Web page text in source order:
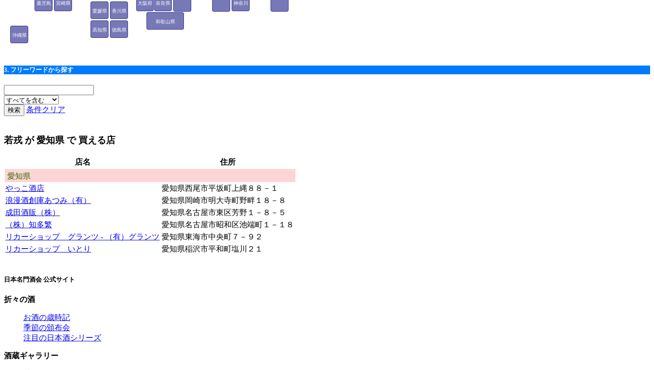
神奈川
大阪府 奈良県
和歌山県
徳島県
香川県
愛媛県
高知県
宮崎県
鹿児島
沖縄県
3. フリーワードから探す
条件クリア
若戎 が愛知県 で 買える店
店名
住所
愛知県
やっこ酒店
愛知県西尾市平坂町上縄８８－１
浪漫酒創庫あつみ（有）
愛知県岡崎市明大寺町野畔１８－８
成田酒販（株）
愛知県名古屋市東区芳野１－８－５
（株）知多繁
愛知県名古屋市昭和区池端町１－１８
リカーショップ グランツ - （有）グランツ 愛知県東海市中央町７－９２
リカーショップ いとり
愛知県稲沢市平和町塩川２１
日本名門酒会 公式サイト
折々の酒
お酒の歳時記
季節の頒布会
注目の日本酒シリーズ
酒蔵ギャラリー